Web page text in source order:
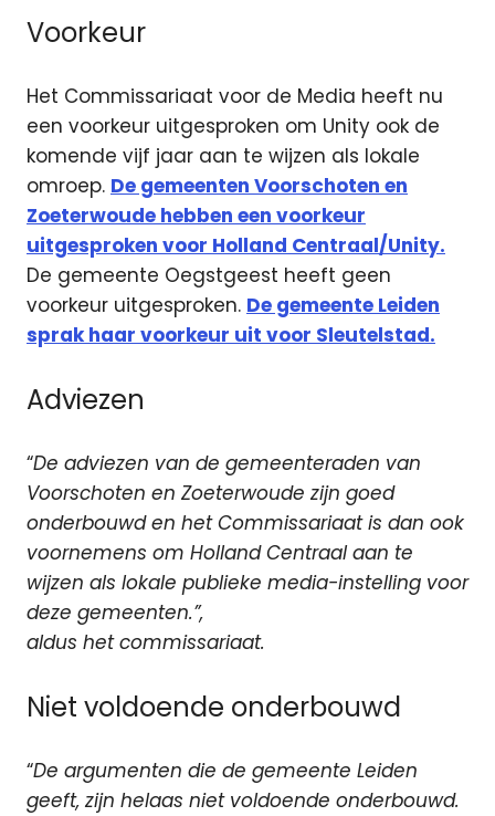
Voorkeur
Het Commissariaat voor de Media heeft nu
een voorkeur uitgesproken om Unity ook de
komende vijf jaar aan te wijzen als lokale
omroep. De gemeenten Voorschoten en
Zoeterwoude hebben een voorkeur
uitgesproken voor Holland Centraal/Unity.
De gemeente Oegstgeest heeft geen
voorkeur uitgesproken. De gemeente Leiden
sprak haar voorkeur uit voor Sleutelstad.
Adviezen
“De adviezen van de gemeenteraden van
Voorschoten en Zoeterwoude zijn goed
onderbouwd en het Commissariaat is dan ook
voornemens om Holland Centraal aan te
wijzen als lokale publieke media-instelling voor
deze gemeenten.”,
aldus het commissariaat.
Niet voldoende onderbouwd
“De argumenten die de gemeente Leiden
geeft, zijn helaas niet voldoende onderbouwd.